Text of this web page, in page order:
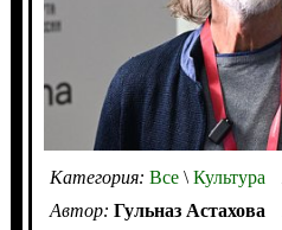
Категория: Все\Культура
Автор: Гульназ Астахова